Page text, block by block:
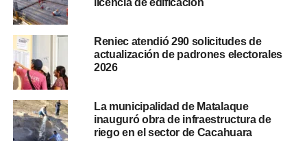
obras). Sin embargo, si se considera el monto de
inversión,Ayacucho
por más de
S/ 294.9 millones, seguido de Puno y San
Martín. No se registró ninguna obra reactivada en la
provincia del
Callao.
Entre los proyectos más destacados por su inversión se
encuentra la construcción de la Represa de Iruroen
Ayacucho, con un presupuesto de S/ 287.4 millones
licencia de edificación
Reniec atendió 290 solicitudes de
actualización de padrones electorales
2026
La municipalidad de Matalaque
inauguró obra de infraestructura de
riego en el sector de Cacahuara